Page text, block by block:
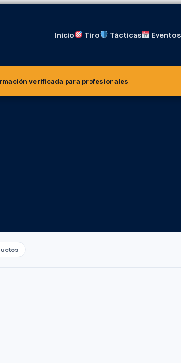
Inicio Tiro Tácticas Eventos
verificada para profesionales